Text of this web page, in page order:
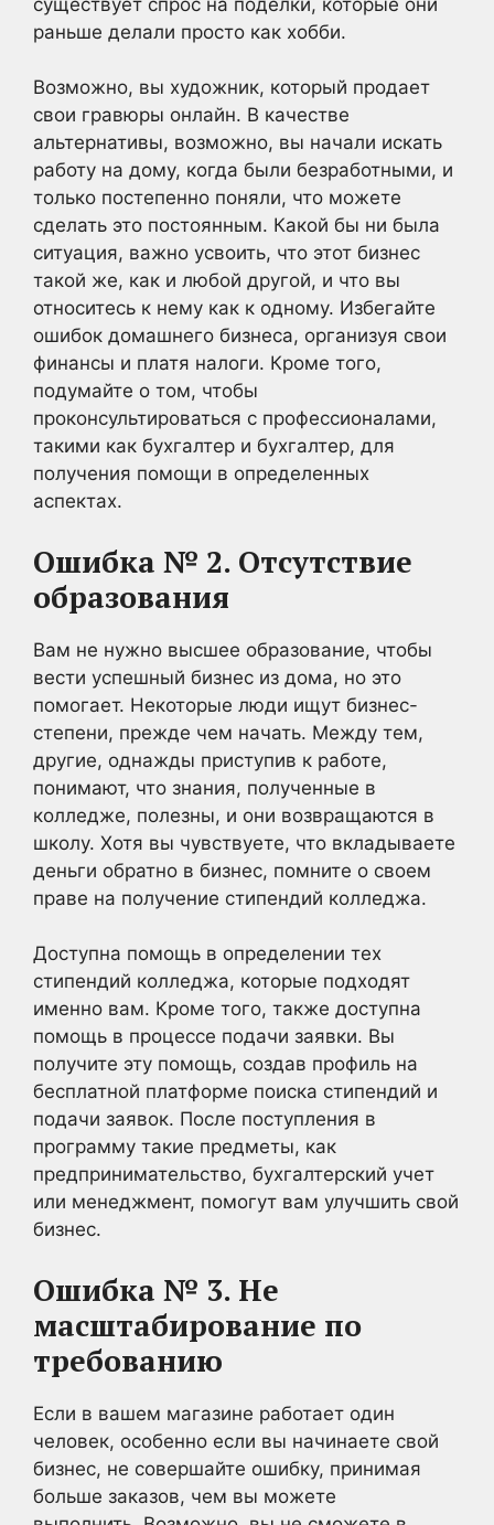
раньше делали просто как хобби.
Возможно, вы художник, который продает
свои гравюры онлайн. В качестве
альтернативы, возможно, вы начали искать
работу на дому, когда были безработными, и
только постепенно поняли, что можете
сделать это постоянным. Какой бы ни была
ситуация, важно усвоить, что этот бизнес
такой же, как и любой другой, и что вы
относитесь к нему как к одному. Избегайте
ошибок домашнего бизнеса, организуя свои
финансы и платя налоги. Кроме того,
подумайте о том, чтобы
проконсультироваться с профессионалами,
такими как бухгалтер и бухгалтер, для
получения помощи в определенных
аспектах.
Ошибка № 2. Отсутствие
образования
Вам не нужно высшее образование, чтобы
вести успешный бизнес из дома, но это
помогает. Некоторые люди ищут бизнес-
степени, прежде чем начать. Между тем,
другие, однажды приступив к работе,
понимают, что знания, полученные в
колледже, полезны, и они возвращаются в
школу. Хотя вы чувствуете, что вкладываете
деньги обратно в бизнес, помните о своем
праве на получение стипендий колледжа.
Доступна помощь в определении тех
стипендий колледжа, которые подходят
именно вам. Кроме того, также доступна
помощь в процессе подачи заявки. Вы
получите эту помощь, создав профиль на
бесплатной платформе поиска стипендий и
подачи заявок. После поступления в
программу такие предметы, как
предпринимательство, бухгалтерский учет
или менеджмент, помогут вам улучшить свой
бизнес.
Ошибка № 3. Не
масштабирование по
требованию
Если в вашем магазине работает один
человек, особенно если вы начинаете свой
бизнес, не совершайте ошибку, принимая
больше заказов, чем вы можете